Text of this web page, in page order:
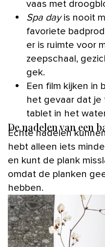
vaas met
Spa dayis nooit
favoriete
er is ruimte voor
zeepschaal,
gek.
Een film kijken in
het gevaar dat
tablet in het
De nadelen van een
Échte nadelen
hebt alleen iets
en kunt de plank
omdat de planken
hebben.